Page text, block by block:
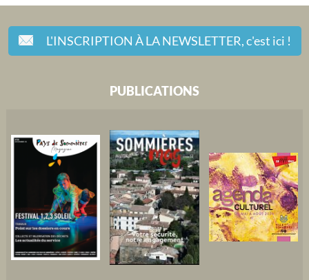
L'INSCRIPTION À LA NEWSLETTER,c'est ici !
PUBLICATIONS